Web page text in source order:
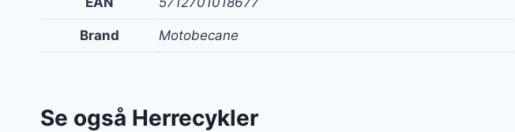
Brand Motobecane
Se også Herrecykler